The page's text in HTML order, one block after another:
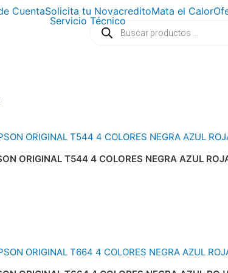
CuentaSolicita tu NovacreditoMata el Calor
Servicio Técnico
Búsqueda
productos
ORIGINAL T544 4 COLORES NEGRA AZUL